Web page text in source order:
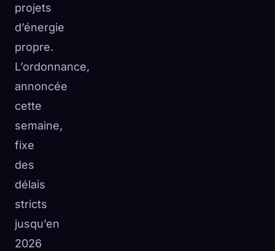
projets
d’énergie
propre.
L’ordonnance,
annoncée
cette
semaine,
fixe
des
délais
stricts
jusqu’en
2026